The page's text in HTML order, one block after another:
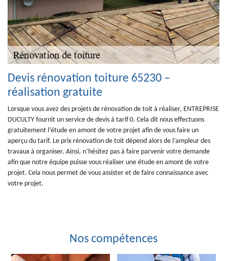
Devis rénovation toiture 65230 –
réalisation gratuite
Lorsque vous avez des projets de rénovation de toit à réaliser, ENTREPRISE
DUCULTY fournit un service de devis à tarif 0. Cela dit nous effectuons
gratuitement l’étude en amont de votre projet afin de vous faire un
aperçu du tarif. Le prix rénovation de toit dépend alors de l’ampleur des
travaux à organiser. Ainsi, n’hésitez pas à faire parvenir votre demande
afin que notre équipe puisse vous réaliser une étude en amont de votre
projet. Cela nous permet de vous assister et de faire connaissance avec
votre projet.
Nos compétences